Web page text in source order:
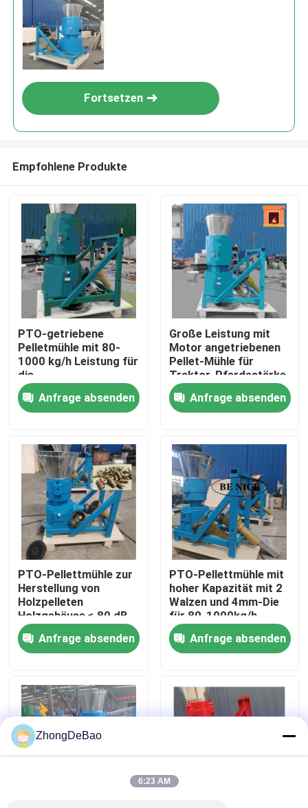
Startseite
Produkte
VR Show
Über uns
Fabrik Tour
Qualitätskontrolle
Referenzen
Kugel-Mühlmaschine
Fortsetzen
Empfohlene Produkte
PTO-getriebene
Pelletmühle mit 80-
1000 kg/h Leistung für
die
Holzpelletproduktion
Anfrage absenden
Große Leistung mit
Motor angetriebenen
Pellet-Mühle für
Traktor-Pferdestärke
10-80 PS
Anfrage absenden
PTO-Pellettmühle zur
Herstellung von
Holzpelleten
Holzgehäuse ≤ 80 dB
Anfrage absenden
PTO-Pellettmühle mit
hoher Kapazität mit 2
Walzen und 4mm-Die
für 80-1000kg/h
Produktion
Anfrage absenden
ZhongDeBao
6:23 AM